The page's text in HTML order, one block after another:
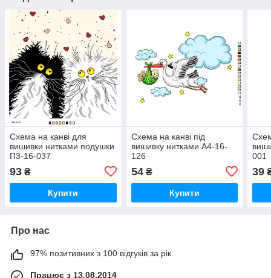
Схема на канві для
вишивки нитками подушки
П3-16-037
93 ₴
Купити
Схема на канві під
вишивку нитками А4-16-
126
54₴
Купити
001
39
Про нас
97% позитивних з 100 відгуків за рік
Працює з 13.08.2014